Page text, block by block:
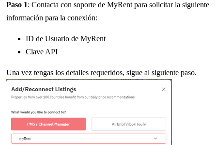
Paso 1: Contacta con soporte de MyRent para solicitar la siguiente
información para la conexión:
ID de Usuario de MyRent
Clave API
Una vez tengas los detalles requeridos, sigue al siguiente paso.